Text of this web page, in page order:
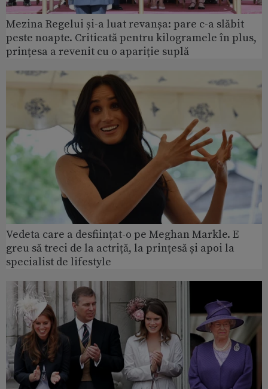
Mezina Regelui și-a luat revanșa: pare c-a slăbit
peste noapte. Criticată pentru kilogramele în plus,
prințesa a revenit cu o apariție suplă
Vedeta care a desființat-o pe Meghan Markle. E
greu să treci de la actriță, la prințesă și apoi la
specialist de lifestyle